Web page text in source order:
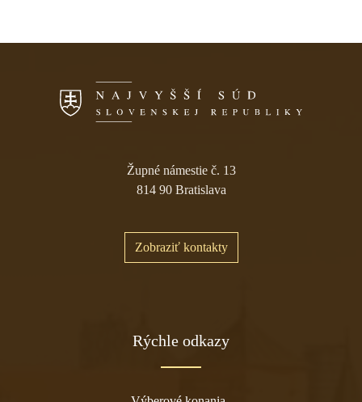
Župné námestie č. 13
814 90 Bratislava
Zobraziť kontakty
Rýchle odkazy